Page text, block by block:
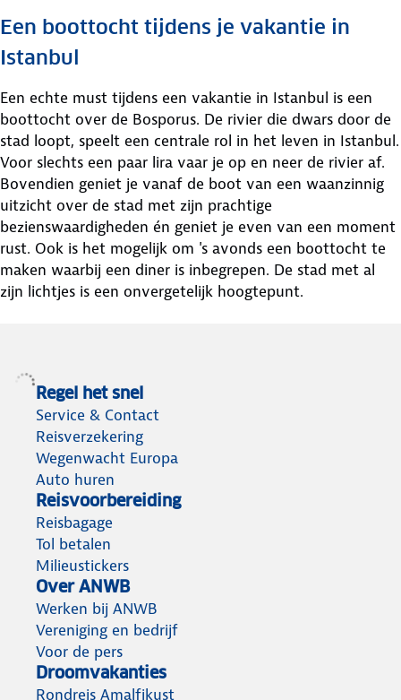
Een boottocht tijdens je vakantie in
Istanbul
Een echte must tijdens een vakantie in Istanbul is een
boottocht over de Bosporus. De rivier die dwars door de
stad loopt, speelt een centrale rol in het leven in Istanbul.
Voor slechts een paar lira vaar je op en neer de rivier af.
Bovendien geniet je vanaf de boot van een waanzinnig
uitzicht over de stad met zijn prachtige
bezienswaardigheden én geniet je even van een moment
rust. Ook is het mogelijk om 's avonds een boottocht te
maken waarbij een diner is inbegrepen. De stad met al
zijn lichtjes is een onvergetelijk hoogtepunt.
Regel het snel
Service & Contact
Reisverzekering
Wegenwacht Europa
Auto huren
Reisvoorbereiding
Reisbagage
Tol betalen
Milieustickers
Over ANWB
Werken bij ANWB
Vereniging en bedrijf
Voor de pers
Droomvakanties
Rondreis Amalfikust